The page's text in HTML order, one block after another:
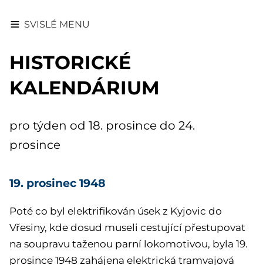
SVISLÉ MENU
HISTORICKÉ
KALENDÁRIUM
pro týden od 18. prosince do 24.
prosince
19. prosinec 1948
Poté co byl elektrifikován úsek z Kyjovic do
Vřesiny, kde dosud museli cestující přestupovat
na soupravu taženou parní lokomotivou, byla 19.
prosince 1948 zahájena elektrická tramvajová